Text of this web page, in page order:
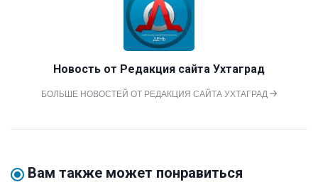
Новость от Редакция сайта Ухтаград
БОЛЬШЕ НОВОСТЕЙ ОТ РЕДАКЦИЯ САЙТА УХТАГРАД
Вам также может понравиться